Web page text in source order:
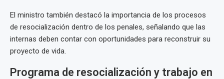
El ministro también destacó la importancia de los procesos
de resocialización dentro de los penales, señalando que las
internas deben contar con oportunidades para reconstruir su
proyecto de vida.
Programa de resocialización y trabajo en